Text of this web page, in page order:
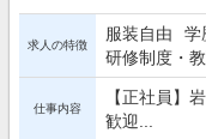
求人の特徴
服装自由 学
研修制度・
仕事内容
【正社員】
歓迎...